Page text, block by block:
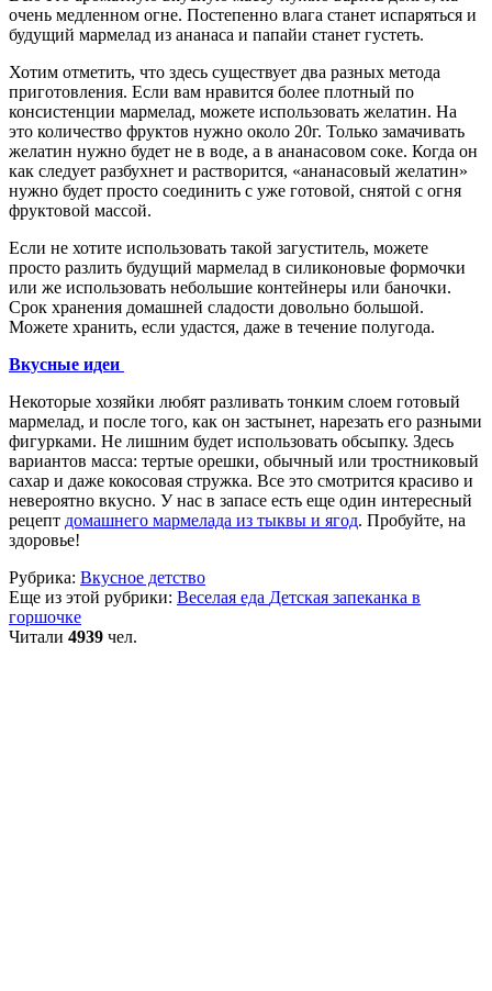
очень медленном огне. Постепенно влага станет испаряться и
будущий мармелад из ананаса и папайи станет густеть.
Хотим отметить, что здесь существует два разных метода
приготовления. Если вам нравится более плотный по
консистенции мармелад, можете использовать желатин. На
это количество фруктов нужно около 20г. Только замачивать
желатин нужно будет не в воде, а в ананасовом соке. Когда он
как следует разбухнет и растворится, «ананасовый желатин»
нужно будет просто соединить с уже готовой, снятой с огня
фруктовой массой.
Если не хотите использовать такой загуститель, можете
просто разлить будущий мармелад в силиконовые формочки
или же использовать небольшие контейнеры или баночки.
Срок хранения домашней сладости довольно большой.
Можете хранить, если удастся, даже в течение полугода.
Вкусные идеи
Некоторые хозяйки любят разливать тонким слоем готовый
мармелад, и после того, как он застынет, нарезать его разными
фигурками. Не лишним будет использовать обсыпку. Здесь
вариантов масса: тертые орешки, обычный или тростниковый
сахар и даже кокосовая стружка. Все это смотрится красиво и
невероятно вкусно. У нас в запасе есть еще один интересный
рецепт домашнего мармелада из тыквы и ягод. Пробуйте, на
здоровье!
Рубрика: Вкусное детство
Еще из этой рубрики: Веселая еда Детская запеканка в
горшочке
Читали 4939 чел.